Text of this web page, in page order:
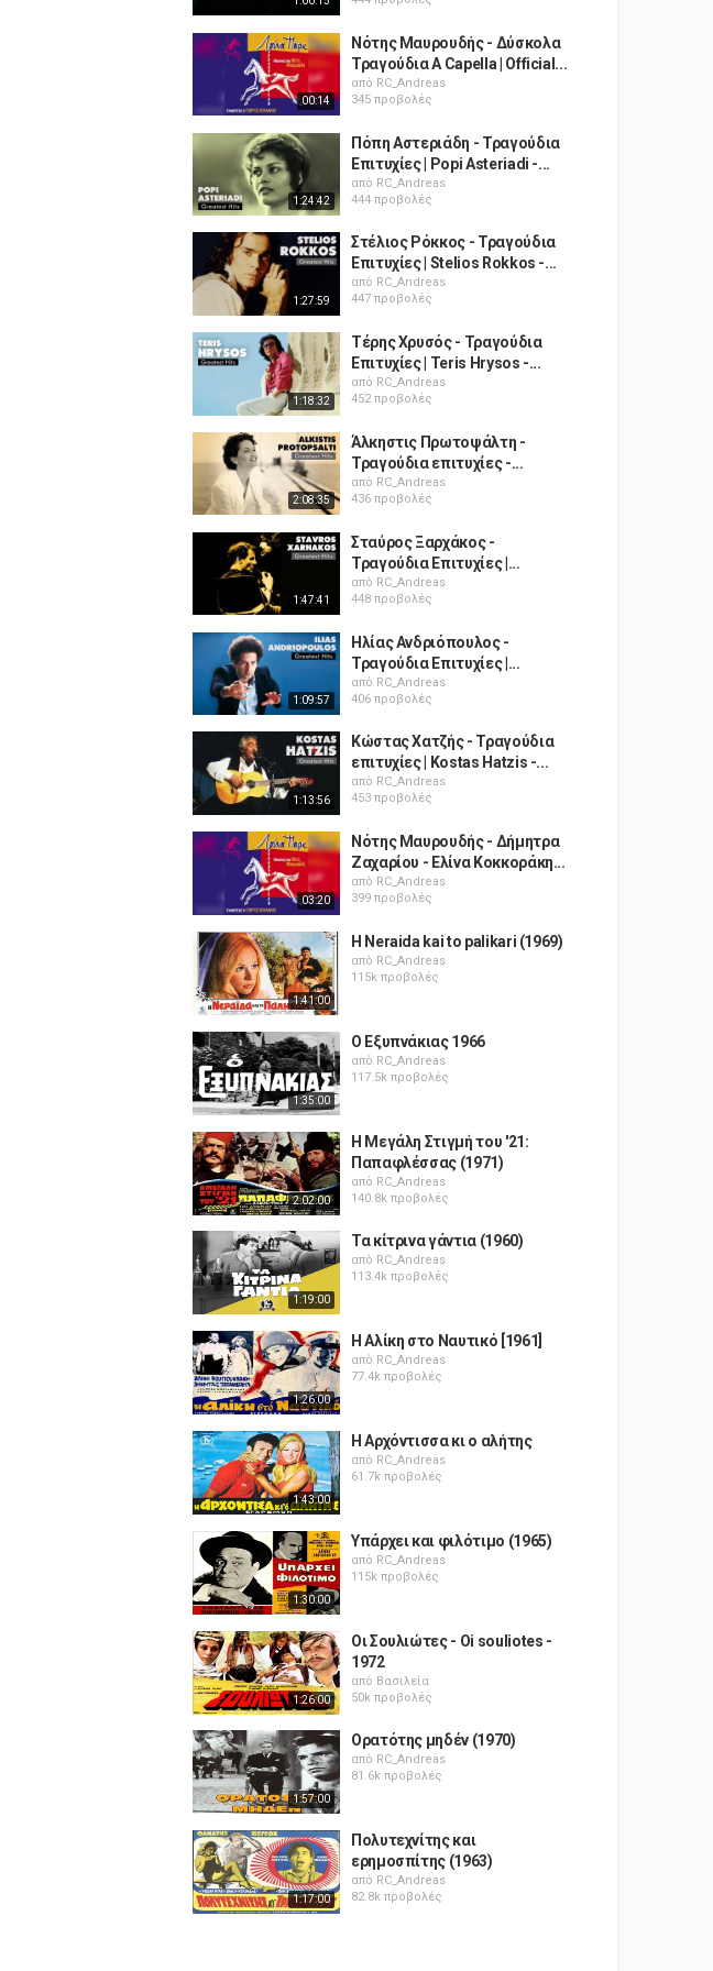
00:14
Νότης Μαυρουδής - Δύσκολα
Τραγούδια A Capella | Official...
από RC_Andreas
345 προβολές
1:24:42
Πόπη Αστεριάδη - Τραγούδια
Επιτυχίες | Popi Asteriadi -...
από RC_Andreas
444 προβολές
1:27:59
Στέλιος Ρόκκος - Τραγούδια
Επιτυχίες | Stelios Rokkos -...
από RC_Andreas
447 προβολές
1:18:32
Τέρης Χρυσός - Τραγούδια
Επιτυχίες | Teris Hrysos -...
από RC_Andreas
452 προβολές
2:08:35
Άλκηστις Πρωτοψάλτη -
Τραγούδια επιτυχίες -...
από RC_Andreas
436 προβολές
1:47:41
Σταύρος Ξαρχάκος -
Τραγούδια Επιτυχίες |...
από RC_Andreas
448 προβολές
1:09:57
Ηλίας Ανδριόπουλος -
Τραγούδια Επιτυχίες |...
από RC_Andreas
406 προβολές
1:13:56
Κώστας Χατζής - Τραγούδια
επιτυχίες | Kostas Hatzis -...
από RC_Andreas
453 προβολές
03:20
Νότης Μαυρουδής - Δήμητρα
Ζαχαρίου - Ελίνα Κοκκοράκη...
από RC_Andreas
399 προβολές
1:41:00
H Neraida kai to palikari (1969)
από RC_Andreas
115k προβολές
1:35:00
Ο Εξυπνάκιας 1966
από RC_Andreas
117.5k προβολές
2:02:00
Η Μεγάλη Στιγμή του '21:
Παπαφλέσσας (1971)
από RC_Andreas
140.8k προβολές
1:19:00
Τα κίτρινα γάντια (1960)
από RC_Andreas
113.4k προβολές
1:26:00
Η Αλίκη στο Ναυτικό [1961]
από RC_Andreas
77.4k προβολές
1:43:00
Η Αρχόντισσα κι ο αλήτης
από RC_Andreas
61.7k προβολές
1:30:00
Υπάρχει και φιλότιμο (1965)
από RC_Andreas
115k προβολές
1:26:00
Οι Σουλιώτες - Oi souliotes -
1972
από Βασιλεία
50k προβολές
1:57:00
Ορατότης μηδέν (1970)
από RC_Andreas
81.6k προβολές
1:17:00
Πολυτεχνίτης και
ερημοσπίτης (1963)
από RC_Andreas
82.8k προβολές